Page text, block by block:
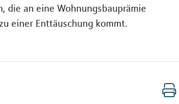
die an eine Wohnungsbauprämie
einer Enttäuschung kommt.